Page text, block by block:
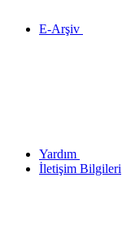
E-Arşiv
Yardım
İletişim Bilgileri